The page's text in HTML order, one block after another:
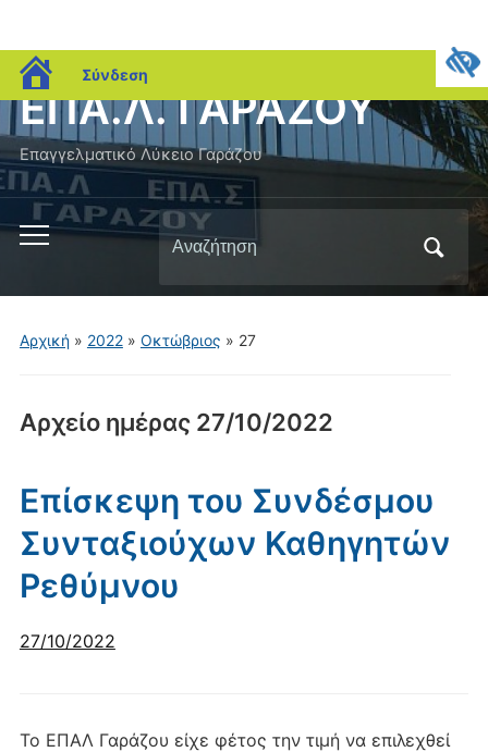
blogs.sch.gr
Σύνδεση
ΕΠΑ.Λ. ΓΑΡΑΖΟΥ
Επαγγελματικό Λύκειο Γαράζου
Εναλλαγή
μενού
για
Αναζήτηση
για:
Αρχική» 2022» Οκτώβριος » 27
Αρχείο ημέρας 27/10/2022
Επίσκεψη του Συνδέσμου
Συνταξιούχων Καθηγητών
Ρεθύμνου
27/10/2022
Το ΕΠΑΛ Γαράζου είχε φέτος την τιμή να επιλεχθεί